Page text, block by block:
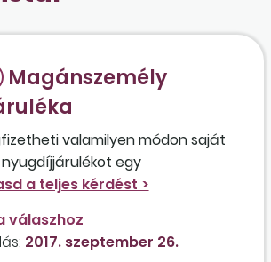
Magánszemély
valamilyen módon saját
egy
aki két év múlva tölti be a
és jelenleg semmilyen
járó jogviszonyban
válaszhoz
2017. szeptember 26.